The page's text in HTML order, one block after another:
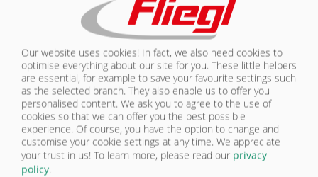
Гидравлический двигатель для
втягивания сетки
Our website uses cookies! In fact, we also need cookies to
optimise everything about our site for you. These little helpers
are essential, for example to save your favourite settings such
as the selected branch. They also enable us to offer you
personalised content. We ask you to agree to the use of
cookies so that we can offer you the best possible
experience. Of course, you have the option to change and
customise your cookie settings at any time. We appreciate
your trust in us! To learn more, please read our privacy
policy.